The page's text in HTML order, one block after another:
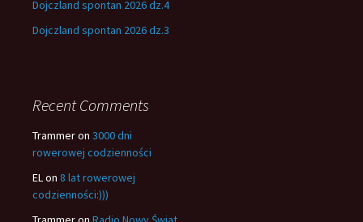
Dojczland spontan 2026 dz.4
Dojczland spontan 2026 dz.3
Recent Comments
Trammeron 3000 dni
rowerowej codzienności
ELon 8 lat rowerowej
codzienności:)))